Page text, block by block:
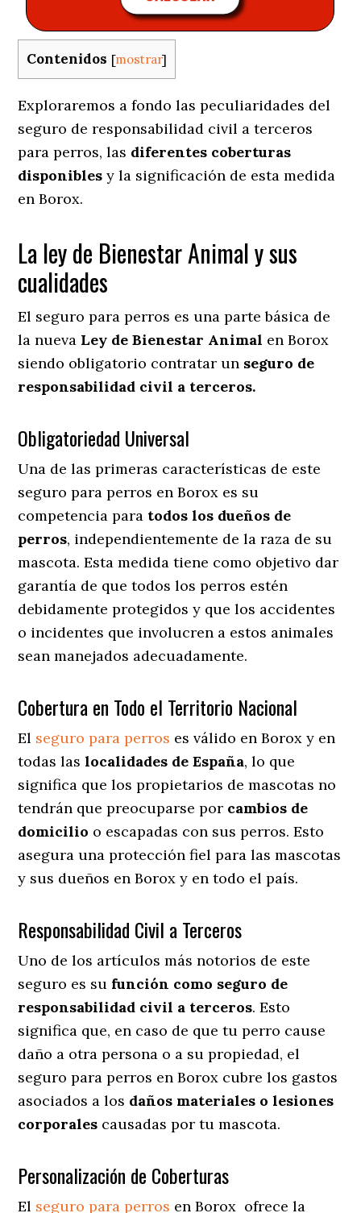
Contenidos [mostrar]
Exploraremos a fondo las peculiaridades del
seguro de responsabilidad civil a terceros
para perros, las diferentes coberturas
disponibles y la significación de esta medida
en Borox.
La ley de Bienestar Animal y sus
cualidades
El seguro para perros es una parte básica de
la nueva Ley de Bienestar Animal en Borox
siendo obligatorio contratar un seguro de
responsabilidad civil a terceros.
Obligatoriedad Universal
Una de las primeras características de este
seguro para perros en Borox es su
competencia para todos los dueños de
perros, independientemente de la raza de su
mascota. Esta medida tiene como objetivo dar
garantía de que todos los perros estén
debidamente protegidos y que los accidentes
o incidentes que involucren a estos animales
sean manejados adecuadamente.
Cobertura en Todo el Territorio Nacional
El seguro para perros es válido en Borox y en
todas laslocalidades de España, lo que
significa que los propietarios de mascotas no
tendrán que preocuparse por cambios de
domicilio o escapadas con sus perros. Esto
asegura una protección fiel para las mascotas
y sus dueños en Borox y en todo el país.
Responsabilidad Civil a Terceros
Uno de los artículos más notorios de este
seguro es su función como seguro de
responsabilidad civil a terceros. Esto
significa que, en caso de que tu perro cause
daño a otra persona o a su propiedad, el
seguro para perros en Borox cubre los gastos
asociados a los daños materiales o lesiones
corporales causadas por tu mascota.
Personalización de Coberturas
El seguro para perros en Borox ofrece la